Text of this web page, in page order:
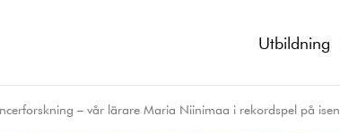
Utbildning
– vår lärare Maria Niinimaa i rekordspel på isen